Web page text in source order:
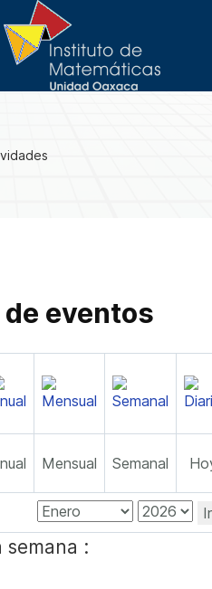
eventos
Mensual Semanal
semana :